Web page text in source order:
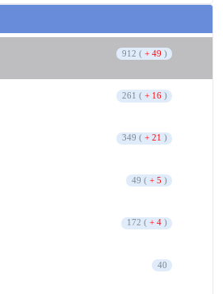
912 ( + 49 )
261 ( + 16)
349 ( + 21 )
49 ( + 5 )
172 ( + 4)
40